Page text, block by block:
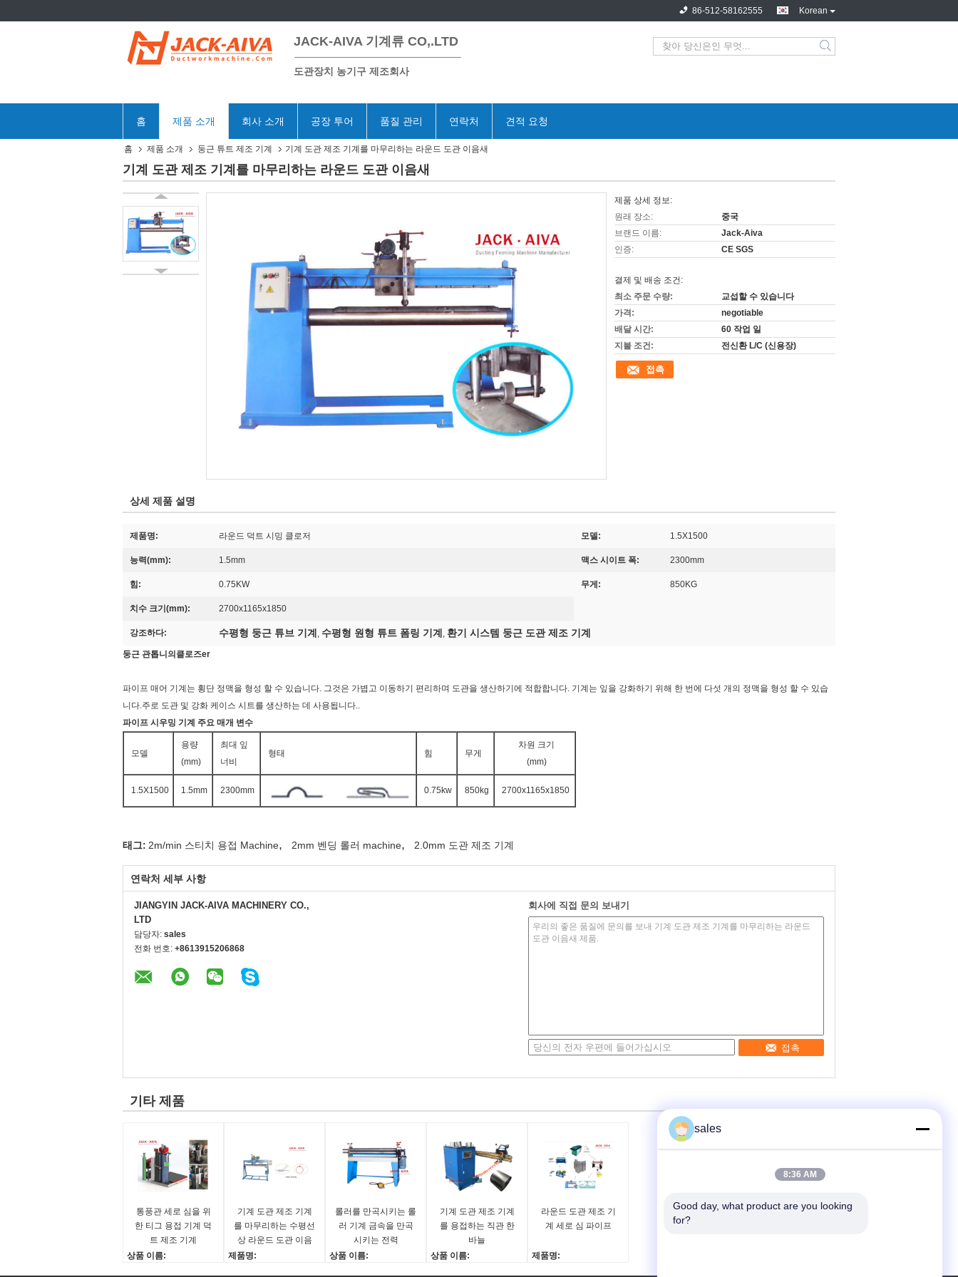
Korean
86-512-58162555
JACK-AIVA 기계류 CO,.LTD
도관장치 농기구 제조회사
홈 제품 소개 회사 소개 공장 투어 품질 관리 연락처 견적 요청
홈 제품 소개 둥근 튜트 제조 기계 기계 도관 제조 기계를 마무리하는 라운드 도관 이음새
기계 도관 제조 기계를 마무리하는 라운드 도관 이음새
제품 상세 정보:
원래 장소:
중국
브랜드 이름:
Jack-Aiva
인증:
CE SGS
결제 및 배송 조건:
최소 주문 수량:
교섭할 수 있습니다
가격:
negotiable
배달 시간:
60 작업 일
지불 조건:
전신환 L/C (신용장)
접촉
상세 제품 설명
제품명: 라운드 덕트 시밍 클로저 모델: 1.5X1500
능력(mm): 1.5mm 맥스 시이트 폭: 2300mm
힘: 0.75KW 무게: 850KG
치수 크기(mm): 2700x1165x1850
강조하다: 수평형 둥근 튜브 기계 , 수평형 원형 튜트 폼링 기계 , 환기 시스템 둥근 도관 제조 기계
둥근 관톱니 의 클로즈er
파이프 매어 기계는 횡단 정맥을 형성 할 수 있습니다. 그것은 가볍고 이동하기 편리하며 도관을 생산하기에 적합합니다. 기계는 잎을 강화하기 위해 한 번에 다섯 개의 정맥을 형성 할 수 있습
니다.주로 도관 및 강화 케이스 시트를 생산하는 데 사용됩니다..
파이프 시우밍 기계 주요 매개 변수
모델
용량
(mm)
최대 잎
너비
형태 힘 무게
차원 크기
(mm)
1.5X1500 1.5mm 2300mm 0.75kw 850kg 2700x1165x1850
태그: 2m/min 스티치 용접 Machine, 2mm 벤딩 롤러 machine, 2.0mm 도관 제조 기계
연락처 세부 사항
JIANGYIN JACK-AIVA MACHINERY CO.,
LTD
담당자: sales
전화 번호: +8613915206868
회사에 직접 문의 보내기
접촉
기타 제품
통풍관 세로 심을 위
한 티그 용접 기계 덕
트 제조 기계
상품 이름:
기계 도관 제조 기계
를 마무리하는 수평선
상 라운드 도관 이음
제품명:
롤러를 만곡시키는 롤
러 기계 금속을 만곡
시키는 전력
상품 이름:
기계 도관 제조 기계
를 용접하는 직관 한
바늘
상품 이름:
라운드 도관 제조 기
계 세로 심 파이프
제품명:
sales
8:36 AM
Good day, what product are you looking
for?